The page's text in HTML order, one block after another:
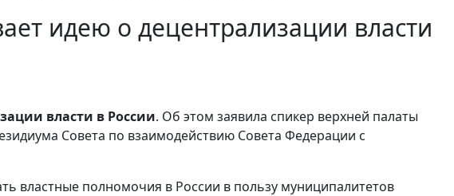
идею о децентрализации власти
власти в России. Об этом заявила спикер верхней палаты
Совета по взаимодействию Совета Федерации с
властные полномочия в России в пользу муниципалитетов